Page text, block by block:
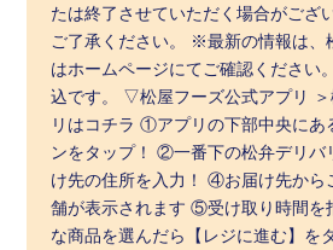
たは終了させていただく場合がござ
ご了承ください。 ※最新の情報は、
はホームページにてご確認くださ
込です。 ▽松屋フーズ公式アプリ
リはコチラ ①アプリの下部中央にあ
ンをタップ！ ②一番下の松弁デリ
け先の住所を入力！ ④お届け先から
舗が表示されます ⑤受け取り時間を
な商品を選んだら【レジに進む】を